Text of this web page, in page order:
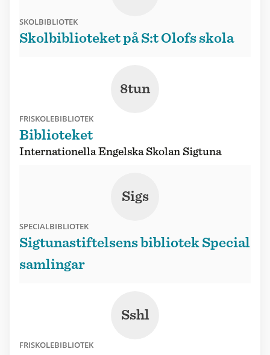
SKOLBIBLIOTEK
Skolbiblioteket på S:t Olofs skola
8tun
FRISKOLEBIBLIOTEK
Biblioteket
Internationella Engelska Skolan Sigtuna
Sigs
SPECIALBIBLIOTEK
Sigtunastiftelsens bibliotek Special
samlingar
Sshl
FRISKOLEBIBLIOTEK